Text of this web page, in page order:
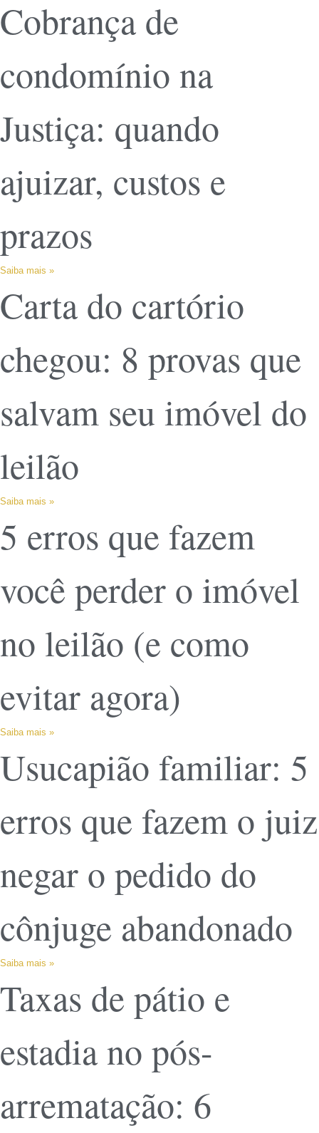
Cobrança de
condomínio na
Justiça: quando
ajuizar, custos e
prazos
Saiba mais »
Carta do cartório
chegou: 8 provas que
salvam seu imóvel do
leilão
Saiba mais »
5 erros que fazem
você perder o imóvel
no leilão (e como
evitar agora)
Saiba mais »
Usucapião familiar: 5
erros que fazem o juiz
negar o pedido do
cônjuge abandonado
Saiba mais »
Taxas de pátio e
estadia no pós-
arrematação: 6